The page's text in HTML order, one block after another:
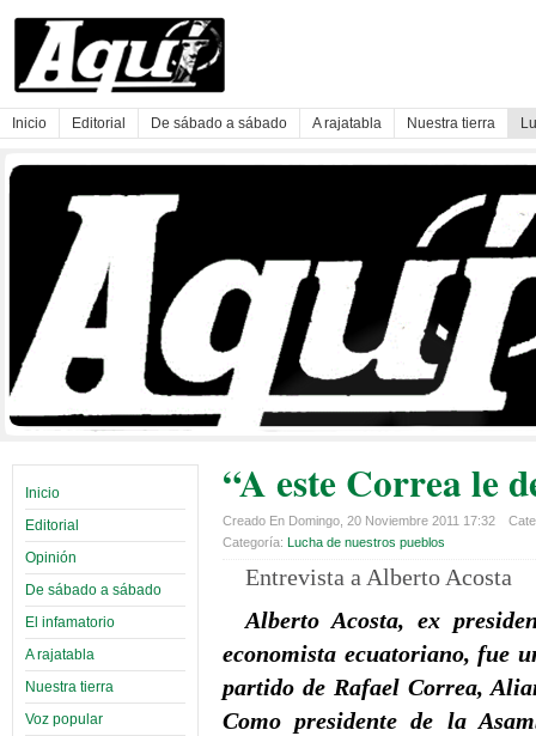
Inicio Editorial De sábado a sábado A rajatabla Nuestra tierra
Inicio
Editorial
Opinión
De sábado a sábado
El infamatorio
A rajatabla
Nuestra tierra
Voz popular
“A este Correa le
Creado En Domingo, 20 Noviembre 2011 17:32
Categoría: Lucha de nuestros pueblos
Entrevista a Alberto Acosta
Alberto Acosta, ex
economista ecuatoriano, fue
partido de Rafael Correa,
Como presidente de la